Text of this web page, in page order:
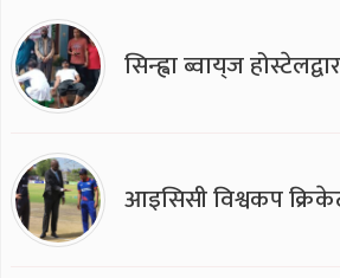
सिन्ह्वा ब्वाय्‌ज
आइसिसी विश्वकप